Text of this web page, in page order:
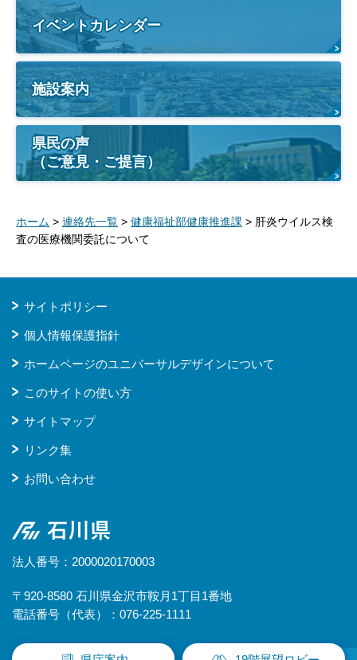
イベントカレンダー
施設案内
県民の声
（ご意見・ご提言）
ホーム > 連絡先一覧 > 健康福祉部健康推進課 > 肝炎ウイルス検
査の医療機関委託について
サイトポリシー
個人情報保護指針
ホームページのユニバーサルデザインについて
このサイトの使い方
サイトマップ
リンク集
お問い合わせ
石川県
法人番号：2000020170003
〒920-8580 石川県金沢市鞍月1丁目1番地
電話番号（代表）：076-225-1111